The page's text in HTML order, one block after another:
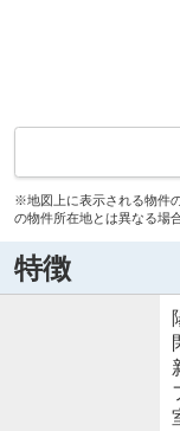
※地図上に表示される物件
の物件所在地とは異なる場
特徴